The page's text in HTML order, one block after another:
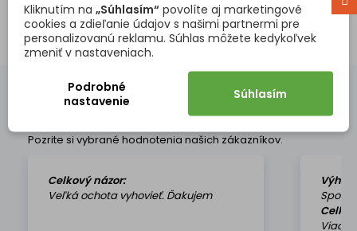
Zobrazuje sa 1 - 1 z 1 produktov
OVERENÉ NAŠIMI ZÁKAZNÍKMI
Pozrite si vybrané hodnotenia našich zákazníkov.
Celkový názor:
Veľká ochota vyhovieť. Ďakujem
Kliknutím na „Súhlasím“ povolíte aj marketingové
cookies a zdieľanie údajov s našimi partnermi pre
personalizovanú reklamu. Súhlas môžete kedykoľvek
zmeniť v nastaveniach.
Podrobné
nastavenie
Súhlasím